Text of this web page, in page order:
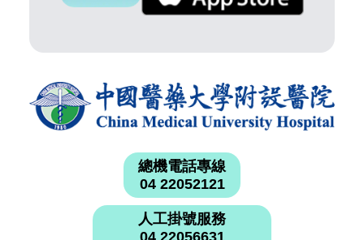
總機電話專線
04 22052121
人工掛號服務